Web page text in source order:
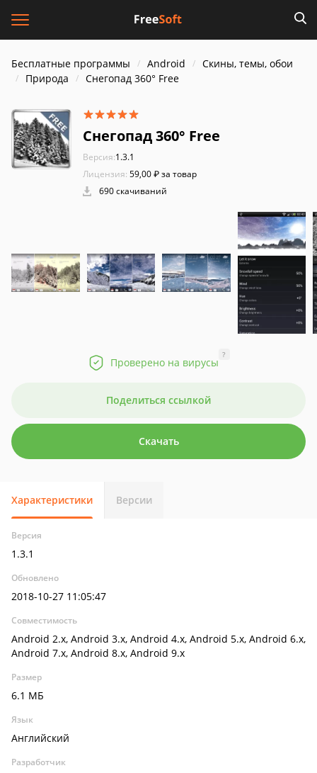
Бесплатные программы Android
Скины, темы, обои
Природа
Снегопад 360° Free
Снегопад 360° Free
Версия:1.3.1
Лицензия: 59,00 ₽ за товар
690 скачиваний
Проверено на вирусы
?
Поделиться ссылкой
Скачать
Характеристики Версии
Версия
1.3.1
Обновлено
2018-10-27 11:05:47
Совместимость
Android 2.x, Android 3.x, Android 4.x, Android 5.x, Android 6.x,
Android 7.x, Android 8.x, Android 9.x
Размер
6.1 МБ
Язык
Английский
Разработчик